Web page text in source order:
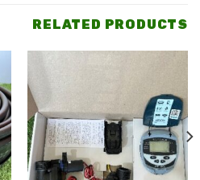
RELATED PRODUCTS